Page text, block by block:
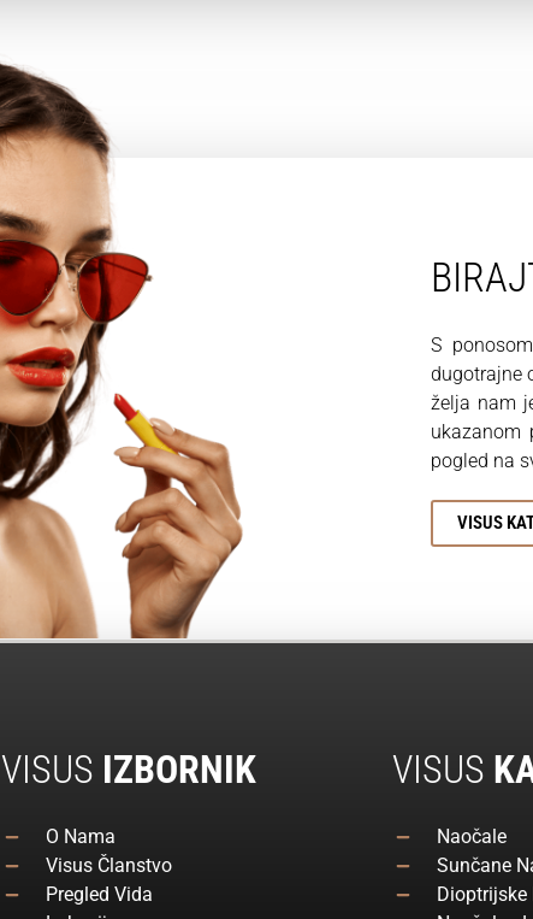
S
dugotrajne
želja nam
ukazanom
pogled na
VISUS
VISUS IZBORNIK
O Nama
Visus Članstvo
Pregled Vida
VISUS
Naočale
Sunčane
Dioptrijske